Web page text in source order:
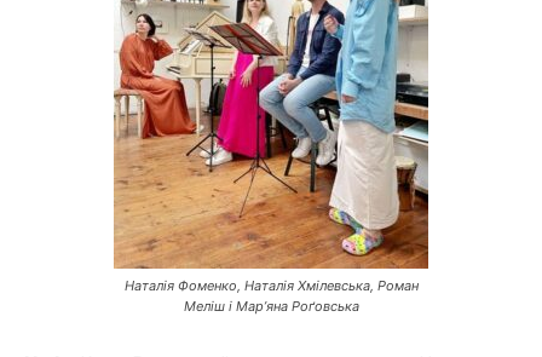
Наталія Фоменко, Наталія Хмілевська, Роман
Меліш і Мар’яна Роґовська